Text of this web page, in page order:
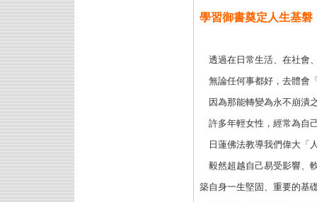
學習御書奠定人生基磐
透過在日常生活、在社會
無論任何事都好，去體會
因為那能轉變為永不崩潰
許多年輕女性，經常為自
日蓮佛法教導我們偉大「
毅然超越自己易受影響、
築自身一生堅固、重要的基